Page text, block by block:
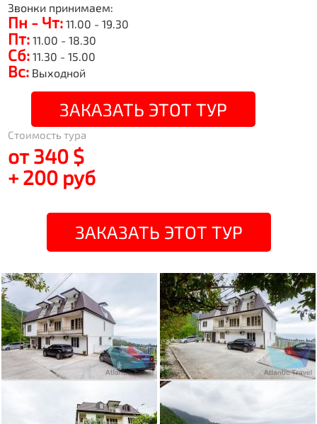
Звонки принимаем:
Пн - Чт: 11.00 - 19.30
Пт: 11.00 - 18.30
Сб: 11.30 - 15.00
Вс: Выходной
ЗАКАЗАТЬ ЭТОТ ТУР
Стоимость тура
от 340 $
+ 200 руб
ЗАКАЗАТЬ ЭТОТ ТУР